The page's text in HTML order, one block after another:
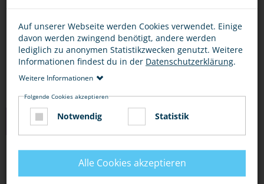
Wenn Gefahr droht, rufe die 110 oder nutze eine
Notrufsäule am Bahnhof.
MEDIEN ZUM THEMA
FLYER „MIT DER BAHN UNTERWEGS, ABER
SICHER!“
Auf unserer Webseite werden Cookies verwendet. Einige
davon werden zwingend benötigt, andere werden
lediglich zu anonymen Statistikzwecken genutzt. Weitere
Informationen findest du in der Datenschutzerklärung.
Weitere Informationen
Folgende Cookies akzeptieren
Notwendig Statistik
Alle Cookies akzeptieren